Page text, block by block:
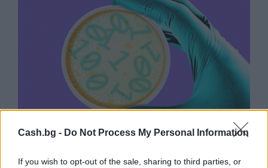
Cash.bg - Do Not Process My Personal Information
If you wish to opt-out of the sale, sharing to third parties, or
Изкуствен интелект за първи път